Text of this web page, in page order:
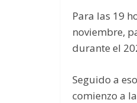
Para las 19
noviembre,
durante el
Seguido a
comienzo a